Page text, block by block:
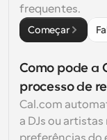
frequentes.
Começar
Como pode a
processo de
Cal.com
a DJs ou